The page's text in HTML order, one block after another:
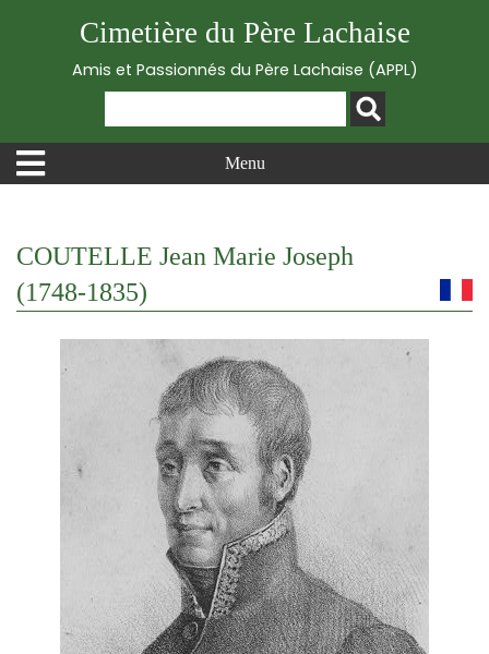
Cimetière du Père Lachaise
Amis et Passionnés du Père Lachaise (APPL)
Menu
COUTELLE Jean Marie Joseph
(1748-1835)